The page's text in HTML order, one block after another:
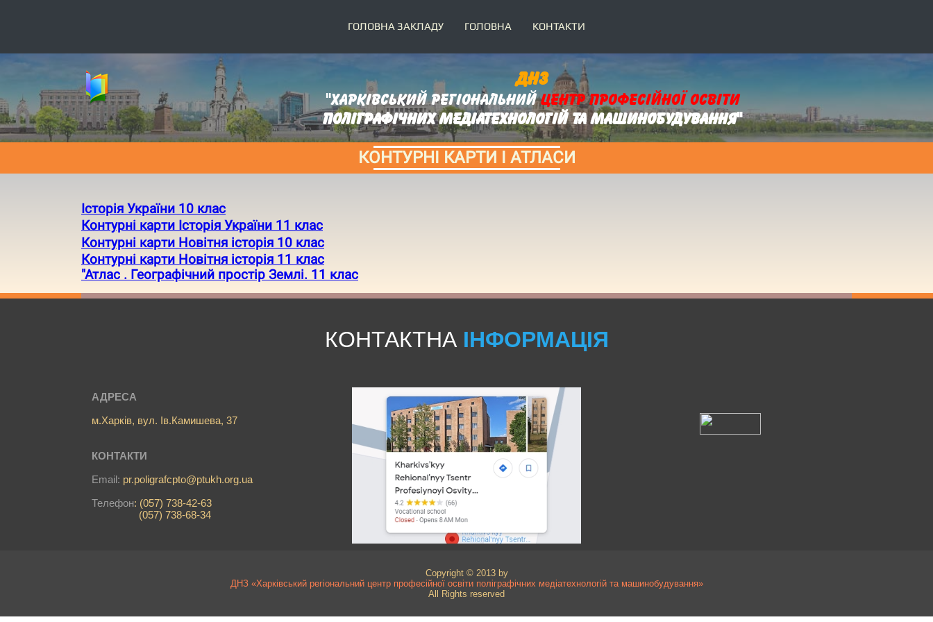
ГОЛОВНА ЗАКЛАДУ ГОЛОВНА КОНТАКТИ
ДНЗ
"Харківський регіональнийцентр професійної освіти
поліграфічних медіатехнологій та машинобудування"
КОНТУРНІ КАРТИ І АТЛАСИ
Історія України 10 клас
Контурні карти Історія України 11 клас
Контурні карти Новітня історія 10 клас
Контурні карти Новітня історія 11 клас
"Атлас . Географічний простір Землі. 11 клас
КОНТАКТНА ІНФОРМАЦІЯ
АДРЕСА
м.Харків, вул. Ів.Камишева, 37
КОНТАКТИ
Email: pr.poligrafcpto@ptukh.org.ua
Телефон: (057) 738-42-63
(057) 738-68-34
Copyright © 2013 by
ДНЗ «Харківський регіональний центр професійної освіти поліграфічних медіатехнологій та машинобудування»
All Rights reserved